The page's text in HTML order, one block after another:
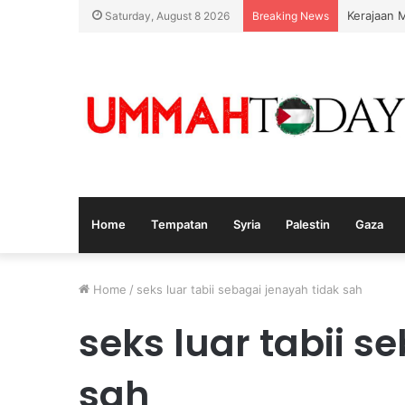
Saturday, August 8 2026 Breaking News Kerajaan
Home Tempatan Syria Palestin Gaza
Home / seks luar tabii sebagai jenayah tidak sah
seks luar tabii
sah